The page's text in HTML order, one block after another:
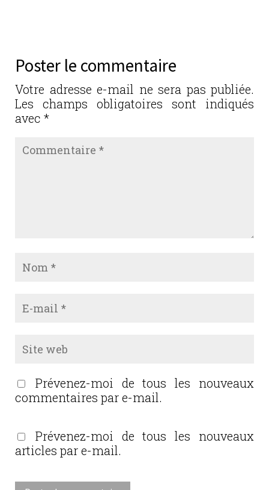
b
o
o
k
r
n
er
Poster le commentaire
Votre adresse e-mail ne sera pas publiée.
Les champs obligatoires sont indiqués
avec *
Prévenez-moi de tous les nouveaux
commentaires par e-mail.
Prévenez-moi de tous les nouveaux
articles par e-mail.